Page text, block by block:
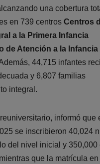
una cobertura
en 739 centros Centros
a la Primera Infancia
de Atención a la Infancia
44,715 infantes
y 6,807 familias
integral.
informó que
se inscribieron 40,024
del nivel inicial y 350,000
que la matrícula en